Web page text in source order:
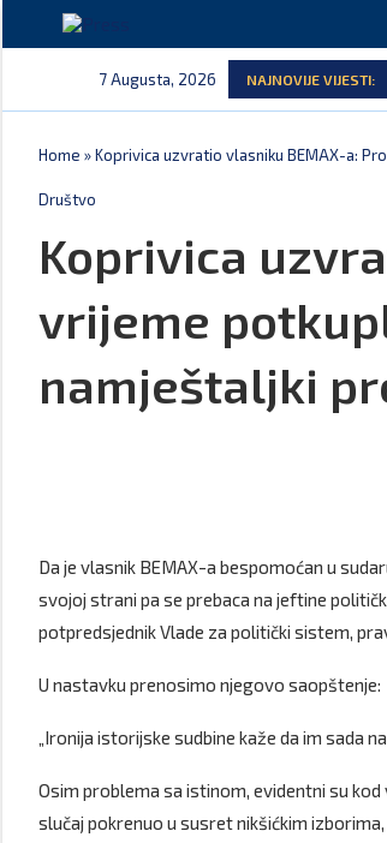
7 Augusta, 2026 NAJNOVIJE VIJESTI:
Home »Koprivica uzvratio vlasniku BEMAX-a:
Društvo
Koprivica
vrijeme
namještaljki
Da je vlasnik BEMAX-a bespomoćan u
svojoj strani pa se prebaca na jeftine
potpredsjednik Vlade za politički sistem,
U nastavku prenosimo njegovo saopštenje:
„Ironija istorijske sudbine kaže da im sada
Osim problema sa istinom, evidentni su
slučaj pokrenuo u susret nikšićkim